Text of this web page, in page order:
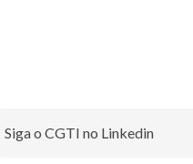
Siga o CGTI no Linkedin